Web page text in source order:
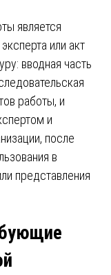
является
или акт
вводная часть
работы, и
и
после
в
представления